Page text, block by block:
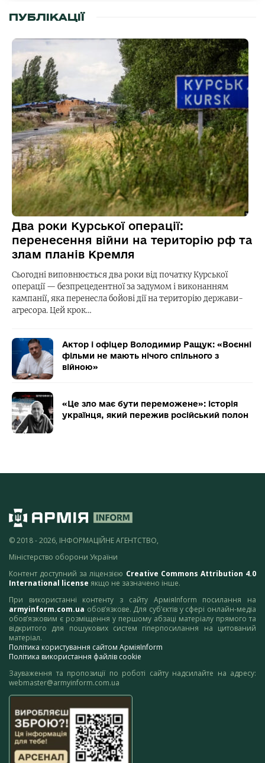
ПУБЛІКАЦІЇ
Два роки Курської операції:
перенесення війни на територію рф та
злам планів Кремля
Сьогодні виповнюється два роки від початку Курської
операції — безпрецедентної за задумом і виконанням
кампанії, яка перенесла бойові дії на територію держави-
агресора. Цей крок…
Актор і офіцер Володимир Ращук: «Воєнні
фільми не мають нічого спільного з
війною»
«Це зло має бути переможене»: історія
українця, який пережив російський полон
© 2018 - 2026, ІНФОРМАЦІЙНЕ АГЕНТСТВО,
Міністерство оборони України
Контент доступний за ліцензією Creative Commons Attribution 4.0
International license якщо не зазначено інше.
При використанні контенту з сайту АрміяInform посилання на
armyinform.com.ua обов’язкове. Для суб’єктів у сфері онлайн-медіа
обов’язковим є розміщення у першому абзаці матеріалу прямого та
відкритого для пошукових систем гіперпосилання на цитований
матеріал.
Політика користування сайтом АрміяInform
Політика використання файлів cookie
Зауваження та пропозиції по роботі сайту надсилайте на адресу:
webmaster@armyinform.com.ua